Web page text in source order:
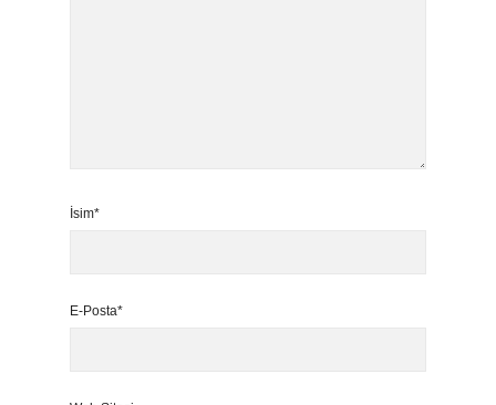
İsim*
E-Posta*